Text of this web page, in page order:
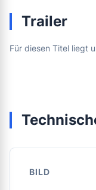
Trailer
Für diesen Titel liegt
BILD